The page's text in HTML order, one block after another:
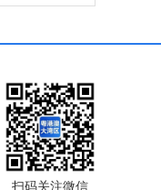
扫码关注微信